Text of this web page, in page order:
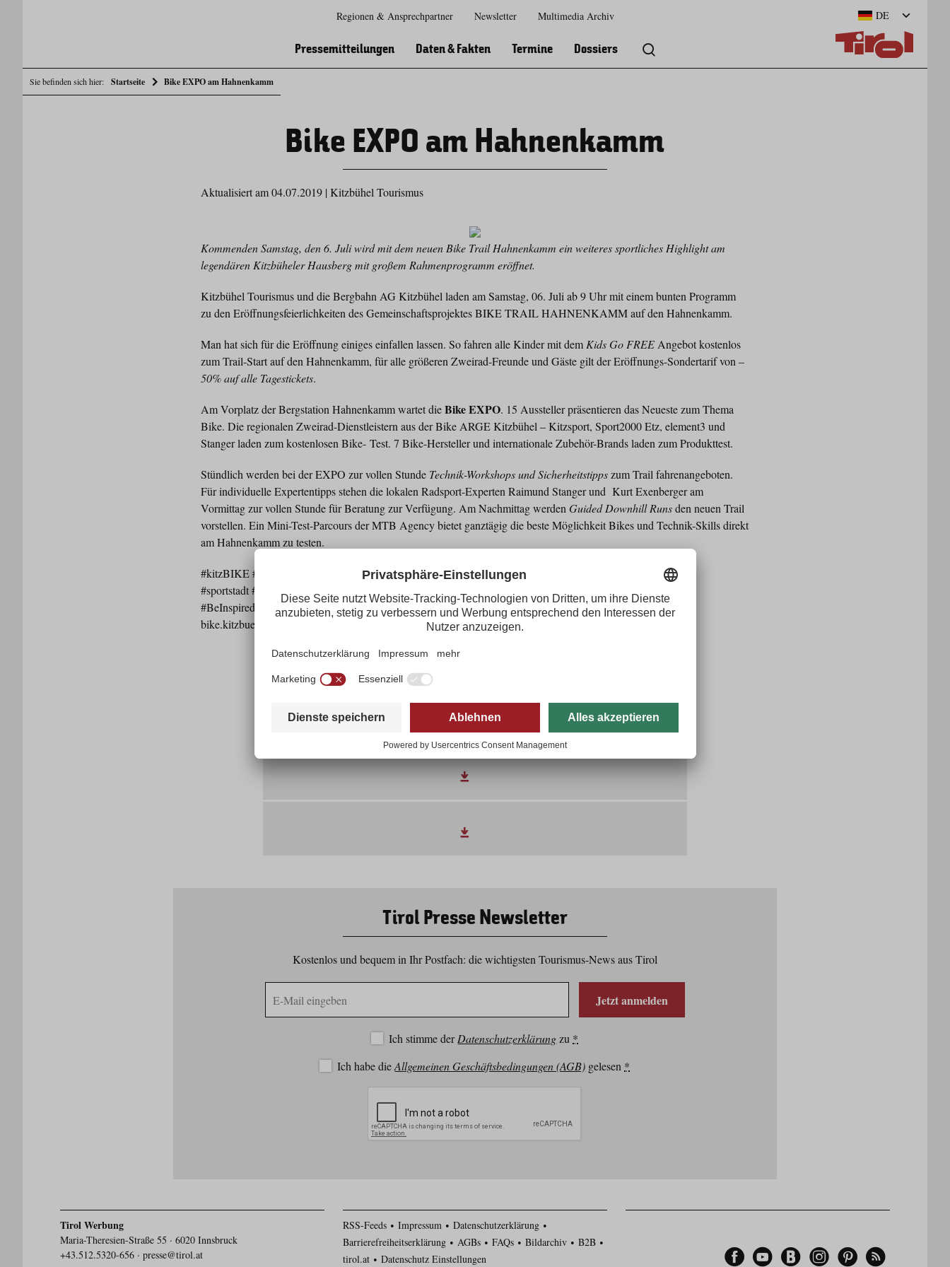
Sie befinden sich hier: Startseite Bike EXPO am Hahnenkamm
Zur
Zur
Zum
Zum
DE
Pressemitteilungen Daten & Fakten Termine Dossiers
Regionen & Ansprechpartner Newsletter Multimedia Archiv
Bike EXPO am Hahnenkamm
Aktualisiert am 04.07.2019 |Kitzbühel Tourismus
Kommenden Samstag, den 6. Juli wird mit dem neuen Bike Trail Hahnenkamm ein weiteres sportliches Highlight am
legendären Kitzbüheler Hausberg mit großem Rahmenprogramm eröffnet.
Kitzbühel Tourismus und die Bergbahn AG Kitzbühel laden am Samstag, 06. Juli ab 9 Uhr mit einem bunten Programm
zu den Eröffnungsfeierlichkeiten des Gemeinschaftsprojektes BIKE TRAIL HAHNENKAMM auf den Hahnenkamm.
Man hat sich für die Eröffnung einiges einfallen lassen. So fahren alle Kinder mit dem Kids Go FREE Angebot kostenlos
zum Trail-Start auf den Hahnenkamm, für alle größeren Zweirad-Freunde und Gäste gilt der Eröffnungs-Sondertarif von –
50% auf alle Tagestickets.
Am Vorplatz der Bergstation Hahnenkamm wartet dieBike EXPO. 15 Aussteller präsentieren das Neueste zum Thema
Bike. Die regionalen Zweirad-Dienstleistern aus der Bike ARGE Kitzbühel – Kitzsport, Sport2000 Etz, element3 und
Stanger laden zum kostenlosen Bike- Test. 7 Bike-Hersteller und internationale Zubehör-Brands laden zum Produkttest.
Stündlich werden bei der EXPO zur vollen Stunde Technik-Workshops und Sicherheitstippszum Trail fahrenangeboten.
Für individuelle Expertentipps stehen die lokalen Radsport-Experten Raimund Stanger und Kurt Exenberger am
Vormittag zur vollen Stunde für Beratung zur Verfügung. Am Nachmittag werden Guided Downhill Runsden neuen Trail
vorstellen. Ein Mini-Test-Parcours der MTB Agency bietet ganztägig die beste Möglichkeit Bikes und Technik-Skills direkt
am Hahnenkamm zu testen.
#kitzBIKE #mybike
#sportstadt #kitzbühel
#BeInspiredKeepExploring
bike.kitzbuehel.com
Downloads
Tirol Presse Newsletter
Kostenlos und bequem in Ihr Postfach: die wichtigsten Tourismus-News aus Tirol
Mail
Jetzt anmelden
Ich stimme derDatenschutzerklärung zu *
Ich habe dieAllgemeinen Geschäftsbedingungen (AGB) gelesen *
Tirol Werbung
Maria-Theresien-Straße 55 · 6020 Innsbruck
+43.512.5320-656 · presse@tirol.at
RSS-Feeds Impressum
Datenschutzerklärung
Barrierefreiheitserklärung
AGBs FAQs Bildarchiv
B2B
tirol.at
Datenschutz Einstellungen
FacebookYouTubeBloggerInstagramPinterest
Feed